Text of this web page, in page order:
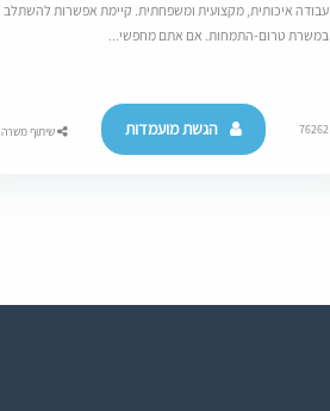
עבודה איכותית, מקצועית ומשפחתית. קיימת אפשרות להשתלב
במשרת טרום-התמחות. אם אתם מחפשי...
76262 הגשת מועמדות שיתוף משרה